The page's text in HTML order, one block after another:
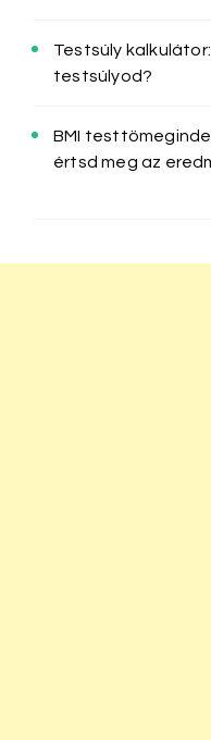
Testsúly
testsúlyod?
BMI
értsd meg az